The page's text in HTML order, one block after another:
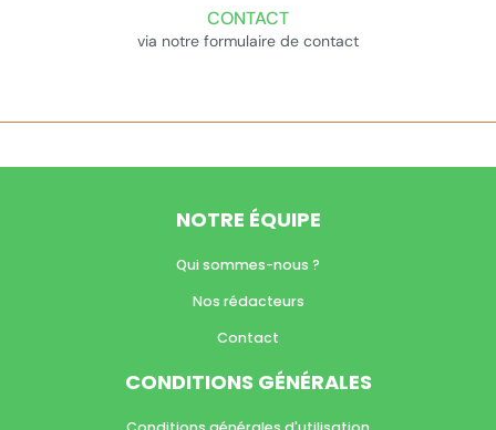
CONTACT
via notre formulaire de contact
NOTRE ÉQUIPE
Qui sommes-nous ?
Nos rédacteurs
Contact
CONDITIONS GÉNÉRALES